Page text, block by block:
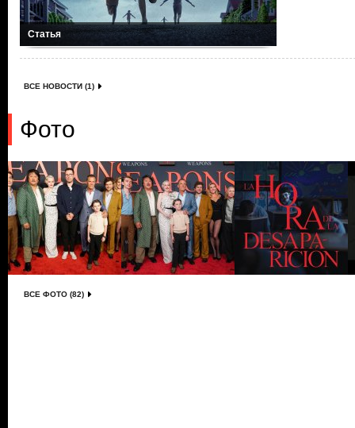
Статья
ВСЕ НОВОСТИ (1)
Фото
ВСЕ ФОТО (82)